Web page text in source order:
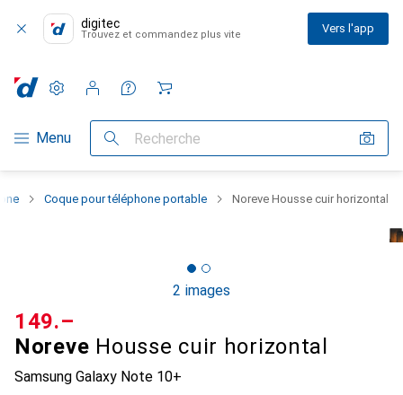
digitec
Trouvez et commandez plus vite Vers l'app
Navigation par catégorie
Menu Recherche
Paramètres
Compte client
Listes de comparaison
Listes d'envies
Panier
Coque pour téléphone portable Noreve Housse cuir horizontal
2 images
Noreve Housse cuir horizontal
Samsung Galaxy Note 10+
CHF
149.–